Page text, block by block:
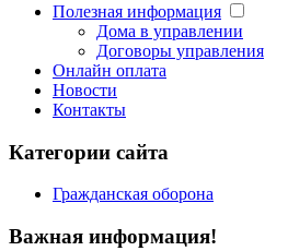
Полезная информация
Дома в управлении
Договоры управления
Онлайн оплата
Новости
Контакты
Категории сайта
Гражданская оборона
Важная информация!